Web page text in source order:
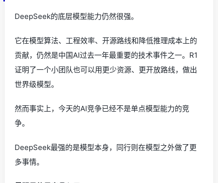
DeepSeek的底层模型能力仍然很强。
它在模型算法、工程效率、开源路线和降低推理成本上的
贡献，仍然是中国AI过去一年最重要的技术事件之一。R1
证明了一个小团队也可以用更少资源、更开放路线，做出
世界级模型。
然而事实上，今天的AI竞争已经不是单点模型能力的竞
争。
DeepSeek最强的是模型本身，同行则在模型之外做了更
多事情。